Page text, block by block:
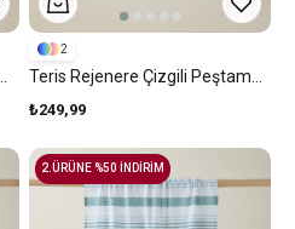
₺249,99
2
2.ÜRÜNE %50 İNDİRİM